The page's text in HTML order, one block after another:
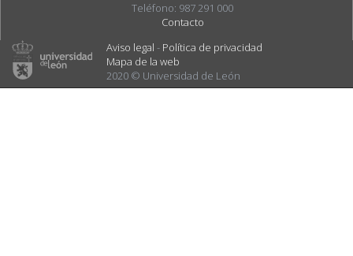
Teléfono: 987 291 000
Contacto
Aviso legal - Política de privacidad
Mapa de la web
2020 © Universidad de León